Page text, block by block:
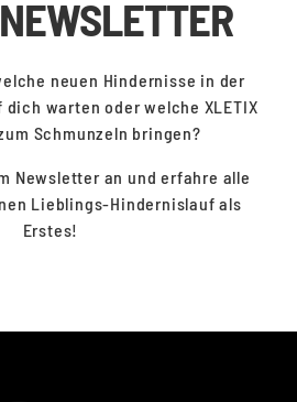
neuen Hindernisse in der
warten oder welche XLETIX
Schmunzeln bringen?
Newsletter an und erfahre alle
Lieblings-Hindernislauf als
Erstes!